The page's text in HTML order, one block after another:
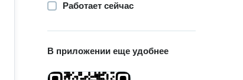
Работает сейчас
В приложении еще удобнее